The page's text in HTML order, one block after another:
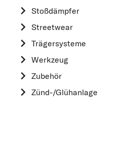
Stoßdämpfer
Streetwear
Trägersysteme
Werkzeug
Zubehör
Zünd-/Glühanlage